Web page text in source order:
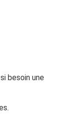
besoin une